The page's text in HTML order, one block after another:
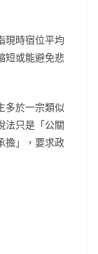
現時宿位平均
短或能避免悲
多於一宗類似
法只是「公關
擔」，要求政